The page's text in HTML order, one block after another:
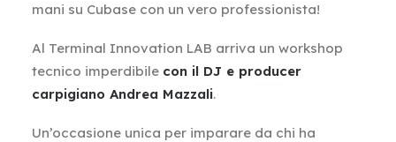
mani su Cubase con un vero professionista!
Al Terminal Innovation LAB arriva un workshop
tecnico imperdibile con il DJ e producer
carpigiano Andrea Mazzali.
Un’occasione unica per imparare da chi ha